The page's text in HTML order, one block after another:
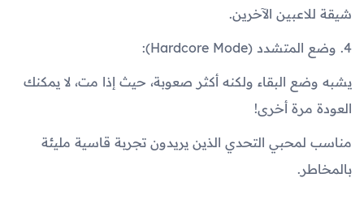
شيقة للاعبين الآخرين.
4. وضع المتشدد (Hardcore Mode):
يشبه وضع البقاء ولكنه أكثر صعوبة، حيث إذا مت، لا يمكنك
العودة مرة أخرى!
مناسب لمحبي التحدي الذين يريدون تجربة قاسية مليئة
بالمخاطر.